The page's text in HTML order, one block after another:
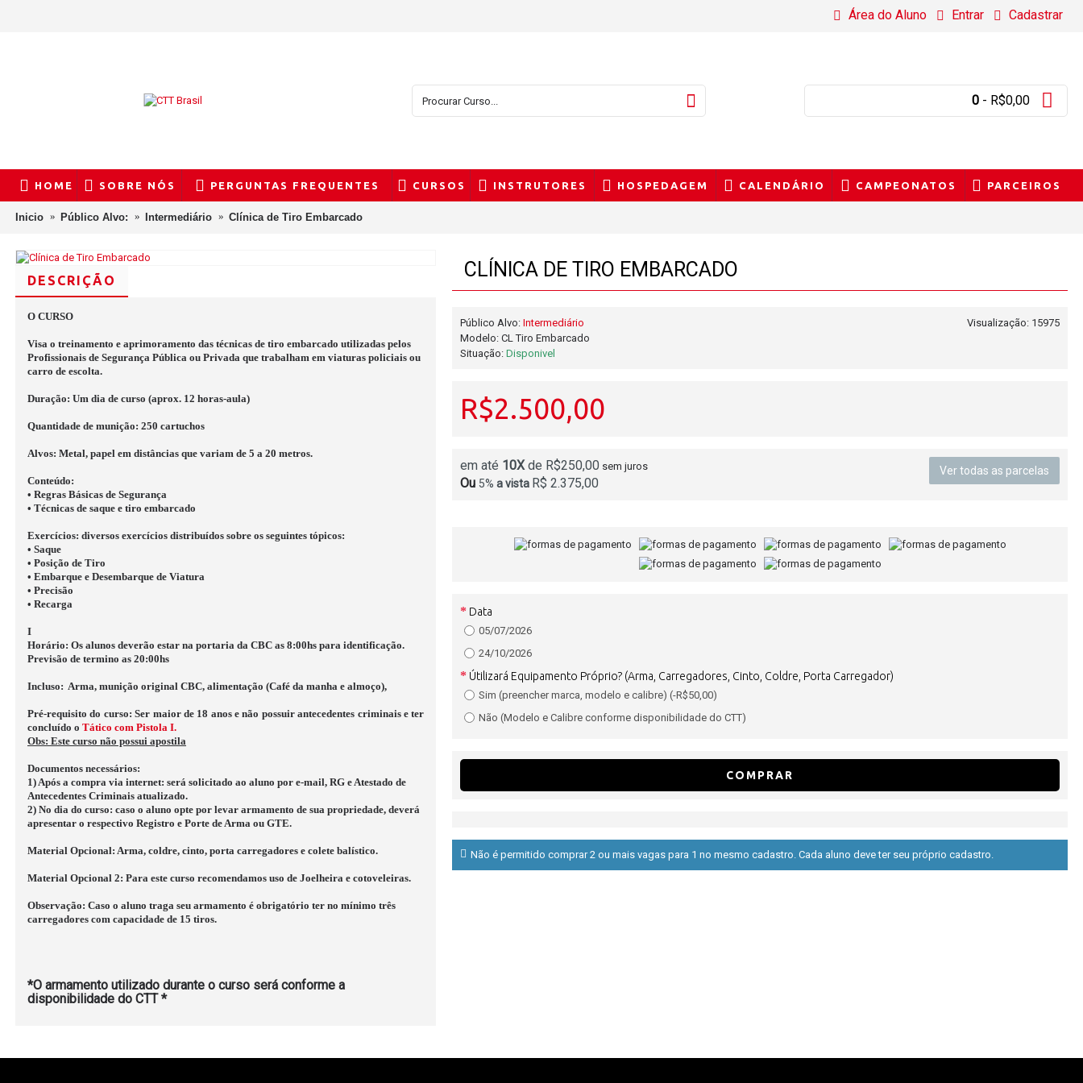
Área do Aluno Entrar Cadastrar
0 - R$0,00
HOME SOBRE NÓS PERGUNTAS FREQUENTES CURSOS INSTRUTORES HOSPEDAGEM CALENDÁRIO CAMPEONATOS PARCEIROS
Inicio Público Alvo: Intermediário Clínica de Tiro Embarcado
DESCRIÇÃO
O CURSO
Visa o treinamento e aprimoramento das técnicas de tiro embarcado utilizadas pelos
Profissionais de Segurança Pública ou Privada que trabalham em viaturas policiais ou
carro de escolta.
Duração: Um dia de curso (aprox. 12 horas-aula)
Quantidade de munição: 250 cartuchos
Alvos: Metal, papel em distâncias que variam de 5 a 20 metros.
Conteúdo:
• Regras Básicas de Segurança
• Técnicas de saque e tiro embarcado
Exercícios: diversos exercícios distribuídos sobre os seguintes tópicos:
• Saque
• Posição de Tiro
• Embarque e Desembarque de Viatura
• Precisão
• Recarga
I
Horário: Os alunos deverão estar na portaria da CBC as 8:00hs para identificação.
Previsão de termino as 20:00hs
Incluso: Arma, munição original CBC, alimentação (Café da manha e almoço),
Pré-requisito do curso: Ser maior de 18 anos e não possuir antecedentes criminais e ter
concluído o Tático com Pistola I.
Obs: Este curso não possui apostila
Documentos necessários:
1) Após a compra via internet: será solicitado ao aluno por e-mail, RG e Atestado de
Antecedentes Criminais atualizado.
2) No dia do curso: caso o aluno opte por levar armamento de sua propriedade, deverá
apresentar o respectivo Registro e Porte de Arma ou GTE.
Material Opcional: Arma, coldre, cinto, porta carregadores e colete balístico.
Material Opcional 2: Para este curso recomendamos uso de Joelheira e cotoveleiras.
Observação: Caso o aluno traga seu armamento é obrigatório ter no mínimo três
carregadores com capacidade de 15 tiros.
*O armamento utilizado durante o curso será conforme a
disponibilidade do CTT *
CLÍNICA DE TIRO EMBARCADO
Visualização: 15975
Público Alvo:Intermediário
Modelo:CL Tiro Embarcado
Situação:Disponivel
R$2.500,00
em até 10Xde R$250,00 sem juros Ver todas as parcelas
Ou 5% a vista R$ 2.375,00
Data
05/07/2026
24/10/2026
Útilizará Equipamento Próprio? (Arma, Carregadores, Cinto, Coldre, Porta Carregador)
Sim (preencher marca, modelo e calibre) (-R$50,00)
Não (Modelo e Calibre conforme disponibilidade do CTT)
COMPRAR
Não é permitido comprar 2 ou mais vagas para 1 no mesmo cadastro. Cada aluno deve ter seu próprio cadastro.